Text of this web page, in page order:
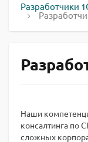
Разработчики
Наши
консалтинга по
сложных